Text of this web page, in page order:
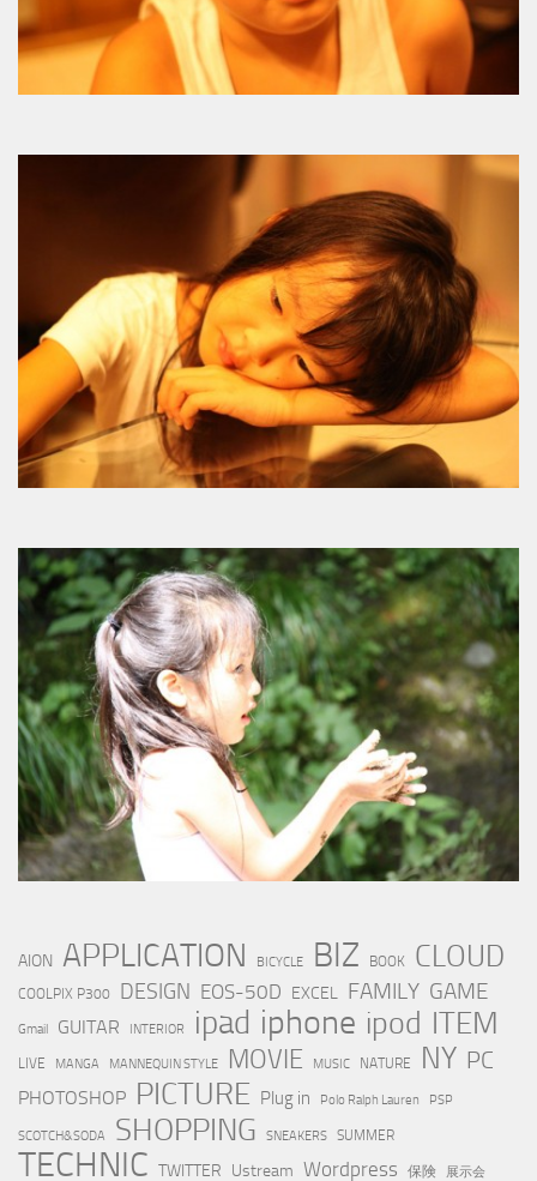
AION APPLICATION BICYCLE BIZ BOOK CLOUD
COOLPIX P300 DESIGN EOS-50D EXCEL FAMILY GAME
Gmail GUITAR INTERIOR ipad iphone ipod ITEM
LIVE MANGA MANNEQUIN STYLE MOVIE MUSIC NATURE NY PC
PHOTOSHOP PICTURE Plug in Polo Ralph Lauren PSP
SCOTCH&SODA SHOPPING SNEAKERS SUMMER
TECHNIC TWITTER Ustream Wordpress 保険 展示会